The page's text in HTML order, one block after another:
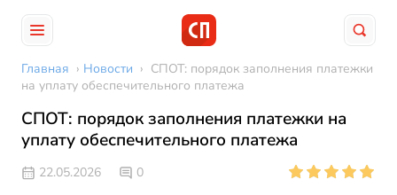
Главная › Новости › СПОТ: порядок заполнения платежки
на уплату обеспечительного платежа
СПОТ: порядок заполнения платежки на
уплату обеспечительного платежа
22.05.2026 0